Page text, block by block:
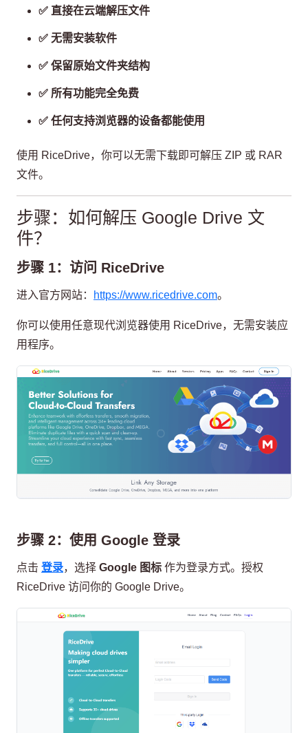
✅ 直接在云端解压文件
✅ 无需安装软件
✅ 保留原始文件夹结构
✅ 所有功能完全免费
✅ 任何支持浏览器的设备都能使用
使用 RiceDrive，你可以无需下载即可解压 ZIP 或 RAR
文件。
步骤：如何解压 Google Drive 文
件？
步骤 1：访问 RiceDrive
进入官方网站： https://www.ricedrive.com。
你可以使用任意现代浏览器使用 RiceDrive，无需安装应
用程序。
步骤 2：使用 Google 登录
点击 登录，选择 Google 图标 作为登录方式。授权
RiceDrive 访问你的 Google Drive。